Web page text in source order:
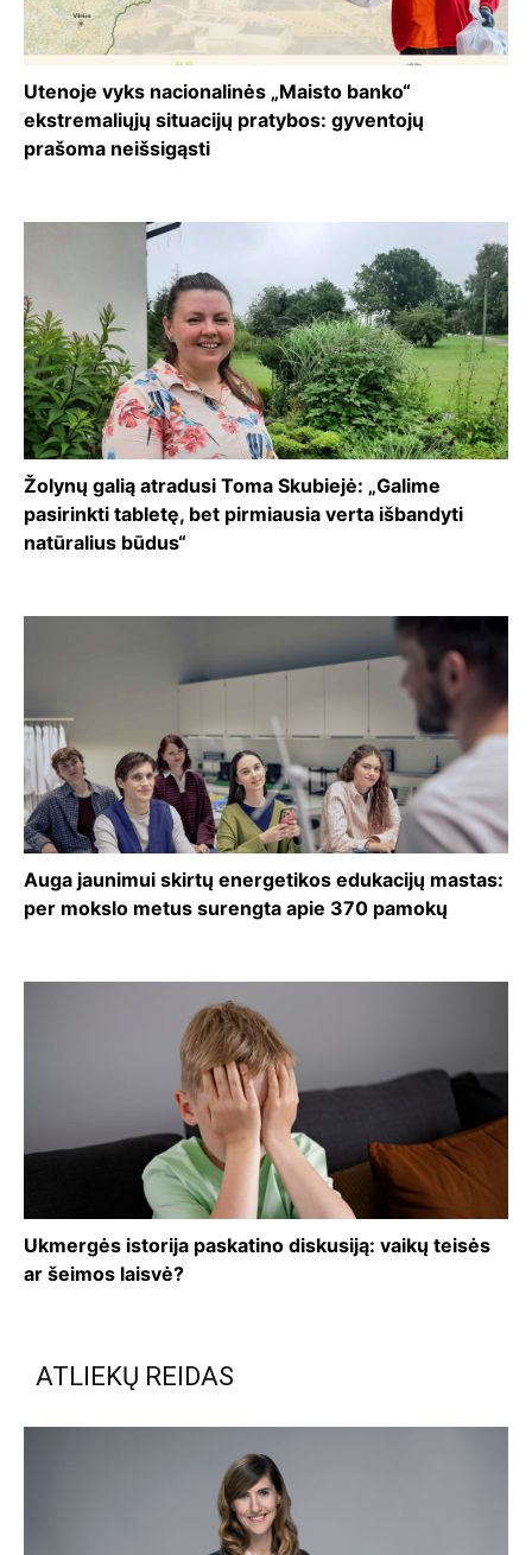
Utenoje vyks nacionalinės „Maisto banko“
ekstremaliųjų situacijų pratybos: gyventojų
prašoma neišsigąsti
Žolynų galią atradusi Toma Skubiejė: „Galime
pasirinkti tabletę, bet pirmiausia verta išbandyti
natūralius būdus“
Auga jaunimui skirtų energetikos edukacijų mastas:
per mokslo metus surengta apie 370 pamokų
Ukmergės istorija paskatino diskusiją: vaikų teisės
ar šeimos laisvė?
ATLIEKŲ REIDAS